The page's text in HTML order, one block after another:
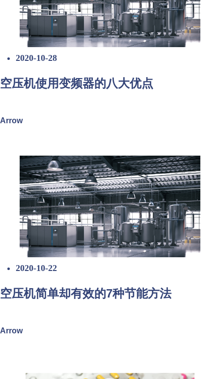
2020-10-28
空压机使用变频器的八大优点
Arrow
2020-10-22
空压机简单却有效的7种节能方法
Arrow